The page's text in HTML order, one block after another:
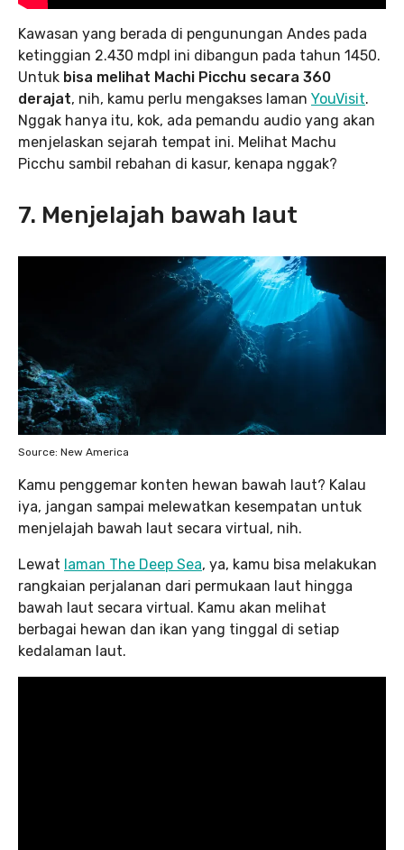
Kawasan yang berada di pengunungan Andes pada
ketinggian 2.430 mdpl ini dibangun pada tahun 1450.
Untuk bisa melihat Machi Picchu secara 360
derajat, nih, kamu perlu mengakses laman YouVisit.
Nggak hanya itu, kok, ada pemandu audio yang akan
menjelaskan sejarah tempat ini. Melihat Machu
Picchu sambil rebahan di kasur, kenapa nggak?
7. Menjelajah bawah laut
Source: New America
Kamu penggemar konten hewan bawah laut? Kalau
iya, jangan sampai melewatkan kesempatan untuk
menjelajah bawah laut secara virtual, nih.
Lewat laman The Deep Sea, ya, kamu bisa melakukan
rangkaian perjalanan dari permukaan laut hingga
bawah laut secara virtual. Kamu akan melihat
berbagai hewan dan ikan yang tinggal di setiap
kedalaman laut.